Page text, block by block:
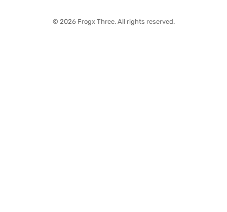
© 2026 Frogx Three. All rights reserved.